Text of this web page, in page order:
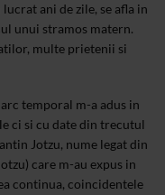
ani de zile, se afla in
unui stramos matern.
multe prietenii si
temporal m-a adus in
ci si cu date din trecutul
Jotzu, nume legat din
care m-au expus in
continua, coincidentele